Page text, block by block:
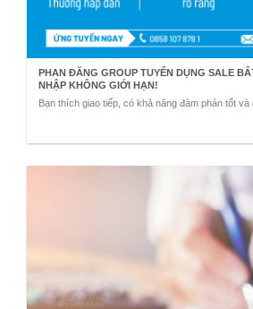
PHAN ĐĂNG GROUP TUYỂN DỤNG SALE
NHẬP KHÔNG GIỚI HẠN!
Bạn thích giao tiếp, có khả năng đàm phán tốt